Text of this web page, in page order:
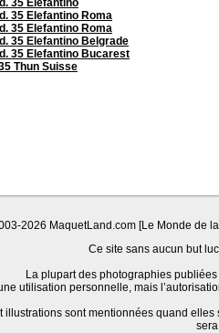
35 Elefantino
35 Elefantino Roma
35 Elefantino Roma
35 Elefantino Belgrade
35 Elefantino Bucarest
Thun Suisse
2026 MaquetLand.com [Le Monde de
Ce site sans aucun but
La plupart des photographies
utilisation personnelle, mais
illustrations sont mentionnées quand